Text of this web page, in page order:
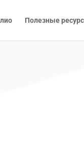
Полезные